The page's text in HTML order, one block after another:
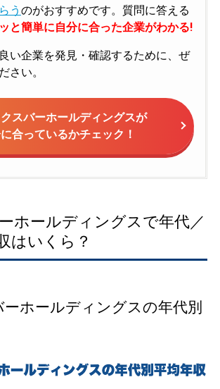
う のがおすすめです。質問に答える
と簡単に自分に合った企業がわかる!
い企業を発見・確認するために、ぜ
さい。
スバーホールディングスが
合っているかチェック！
ホールディングスで年代／
はいくら？
ホールディングスの年代別